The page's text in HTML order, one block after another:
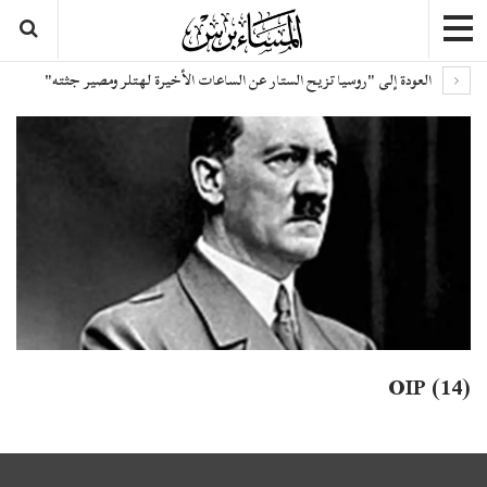
العودة إلى "روسيا تزيح الستار عن الساعات الأخيرة لهتلر ومصير جثته"
OIP (14)